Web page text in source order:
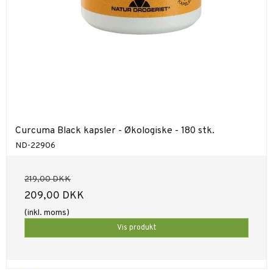
Curcuma Black kapsler - Økologiske - 180 stk.
ND-22906
219,00 DKK
209,00 DKK
(inkl. moms)
Vis produkt